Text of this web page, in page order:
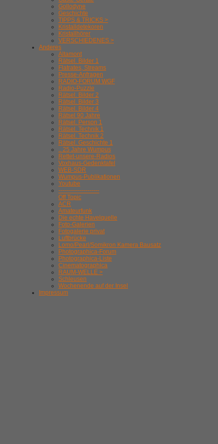
Gollodyne
Geschichte
TIPPS & TRICKS >
Kristalldetekoren
Kristallhörer
VERSCHIEDENES >
Anderes
Altamont
Rätsel. Bilder 1
Flatrates, Streams
Presse-Anfragen
RADIO-FORUM WGF
Radio-Puzzle
Rätsel. Bilder 2
Rätsel. Bilder 3
Rätsel. Bilder 4
Rätsel 90 Jahre
Rätsel. Person 1
Rätsel. Technik 1
Rätsel. Technik 2
Rätsel. Geschichte 1
.. 25 Jahre Wumpus
Rettet-unsere-Radios
Voxhaus-Gedenktafel
WEB-SDR
Wumpus-Publikationen
Youtube
---------------------
Off Topic
ACR
Amateurfunk
Die echte Havelquelle
Foto-Galerien
Fotogalerie privat
Luftbrücke
Lomo/Pearl/Somikron Kamera Bausatz
Photographica-Forum
Photographica-Liste
Cinematographica
RAUM-WELLE >
Schleusen
Wochenende auf der Insel
Impressum